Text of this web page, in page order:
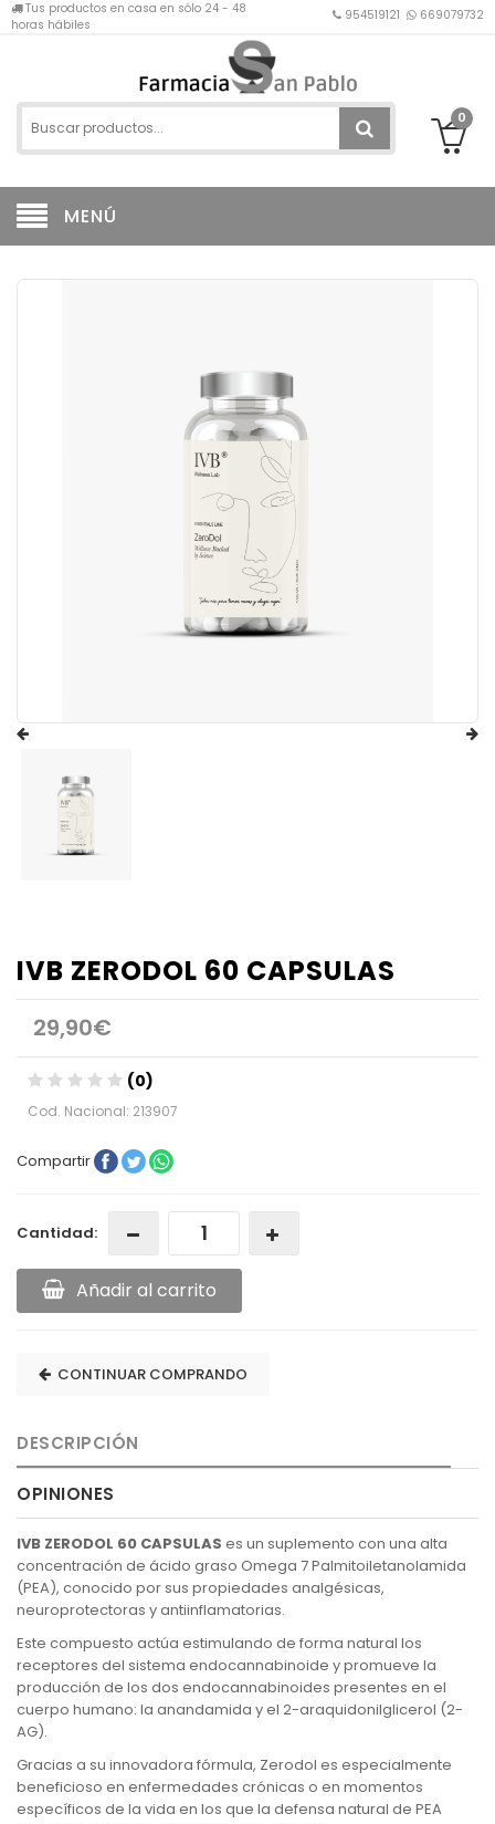
Tus productos en casa en sólo 24 - 48
horas hábiles
954519121 669079732
0
MENÚ
IVB ZERODOL 60 CAPSULAS
29,90€
(0)
Cod. Nacional: 213907
Compartir
Cantidad:
Añadir al carrito
CONTINUAR COMPRANDO
DESCRIPCIÓN
OPINIONES
IVB ZERODOL 60 CAPSULAS es un suplemento con una alta
concentración de ácido graso Omega 7 Palmitoiletanolamida
(PEA), conocido por sus propiedades analgésicas,
neuroprotectoras y antiinflamatorias.
Este compuesto actúa estimulando de forma natural los
receptores del sistema endocannabinoide y promueve la
producción de los dos endocannabinoides presentes en el
cuerpo humano: la anandamida y el 2-araquidonilglicerol (2-
AG).
Gracias a su innovadora fórmula, Zerodol es especialmente
beneficioso en enfermedades crónicas o en momentos
específicos de la vida en los que la defensa natural de PEA